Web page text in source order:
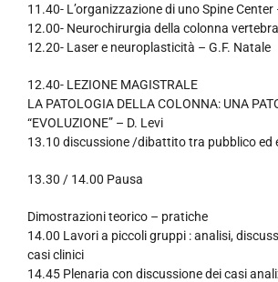
11.40- L’organizzazione di uno Spine
12.00- Neurochirurgia della colonna
12.20- Laser e neuroplasticità – G.F. Natale
12.40- LEZIONE MAGISTRALE
LA PATOLOGIA DELLA COLONNA: UNA
“EVOLUZIONE” – D. Levi
13.10 discussione /dibattito tra pubblico ed
13.30 / 14.00 Pausa
Dimostrazioni teorico – pratiche
14.00 Lavori a piccoli gruppi : analisi,
casi clinici
14.45 Plenaria con discussione dei casi